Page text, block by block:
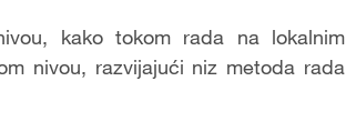
kako tokom rada na lokalnim
nivou, razvijajući niz metoda rada